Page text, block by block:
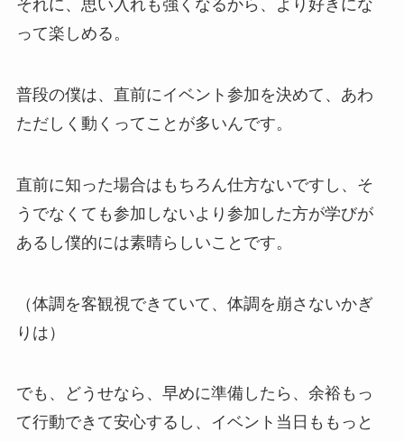
それに、思い入れも強くなるから、より好きにな
って楽しめる。
普段の僕は、直前にイベント参加を決めて、あわ
ただしく動くってことが多いんです。
直前に知った場合はもちろん仕方ないですし、そ
うでなくても参加しないより参加した方が学びが
あるし僕的には素晴らしいことです。
（体調を客観視できていて、体調を崩さないかぎ
りは）
でも、どうせなら、早めに準備したら、余裕もっ
て行動できて安心するし、イベント当日ももっと